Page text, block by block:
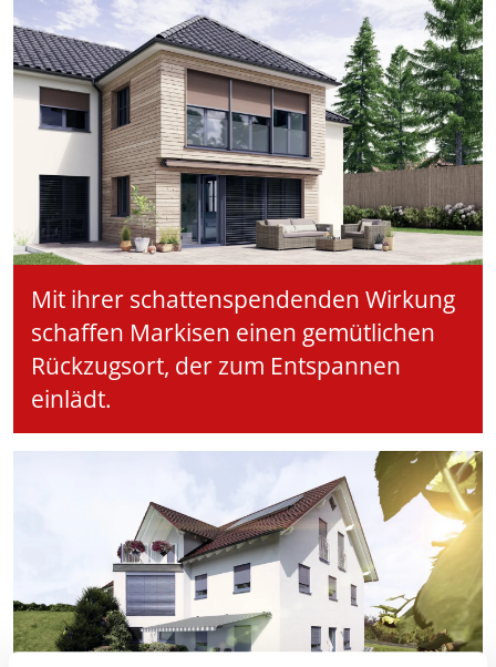
Mit ihrer schattenspendenden Wirkung
schaffen Markisen einen gemütlichen
Rückzugsort, der zum Entspannen
einlädt.